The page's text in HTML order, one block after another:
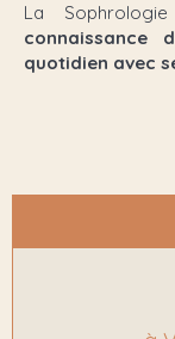
La
connaissance
quotidien avec